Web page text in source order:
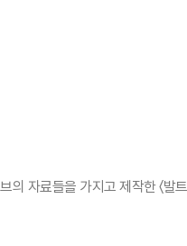
자료들을 가지고 제작한 〈발트